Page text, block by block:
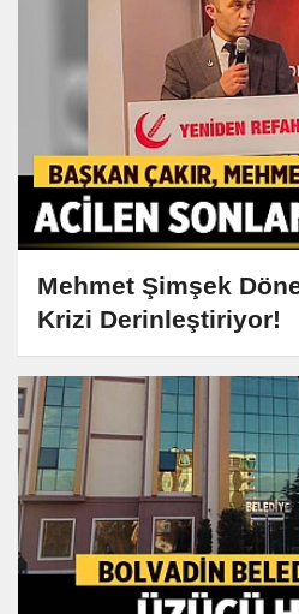
Mehmet Şimşek
Krizi Derinleştiriyor!